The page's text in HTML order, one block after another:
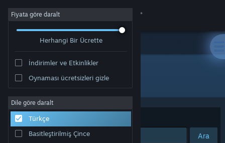
Giriş yap
Hakkında
Destek
Fiyata göre daralt
Herhangi Bir Ücrette
İndirimler ve Etkinlikler
Oynaması ücretsizleri gizle
Dile göre daralt
Türkçe
Basitleştirilmiş Çince
Geliştirici: Falling Squirrel
Sırala Uygunluk
Ara